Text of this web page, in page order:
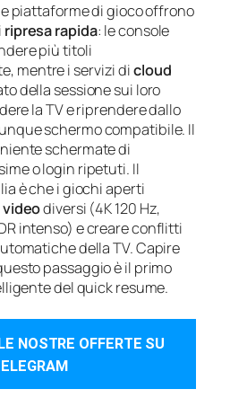
piattaforme di gioco offrono
ripresa rapida: le console
più titoli
mentre i servizi dicloud
della sessione sui loro
la TV e riprendere dallo
schermo compatibile. Il
schermate di
o login ripetuti. Il
è che i giochi aperti
diversi (4K 120 Hz,
intenso) e creare conflitti
della TV. Capire
passaggio è il primo
del quick resume.
NOSTRE OFFERTE SU